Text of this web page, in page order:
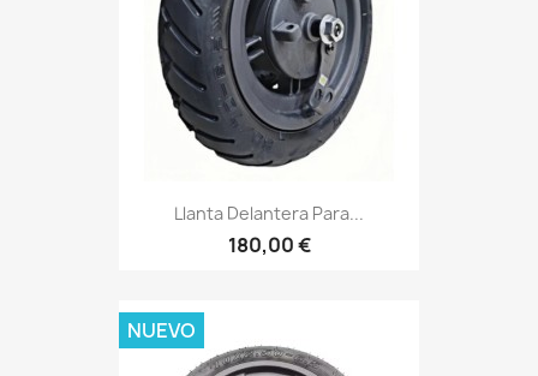
Llanta Delantera Para...
180,00 €
NUEVO